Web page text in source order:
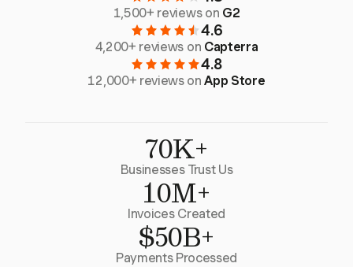
1,500+ reviews on G2
4.6
4,200+ reviews on Capterra
4.8
12,000+ reviews onApp Store
70K+
Businesses Trust Us
10M+
Invoices Created
$50B+
Payments Processed